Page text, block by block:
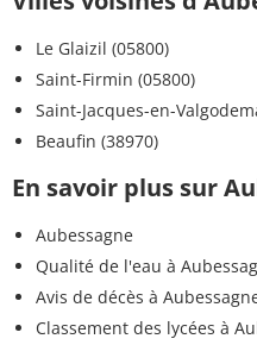
Le Glaizil (05800)
Saint-Firmin (05800)
Saint-Jacques-en-
Beaufin (38970)
En savoir plus sur
Aubessagne
Qualité de l'eau à
Avis de décès à
Classement des lycées à